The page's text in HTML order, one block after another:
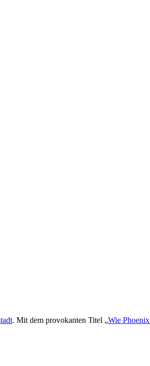
. Mit dem provokanten Titel „Wie